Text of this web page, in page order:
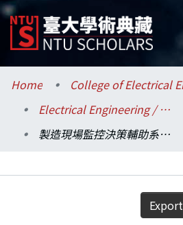
Communities & Collections
Research Outputs
Home
Electrical Engineering / 電機工程學系
製造現場監控決策輔助系統之研究
Details
Export